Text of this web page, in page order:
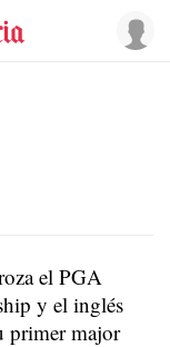
el PGA
y el inglés
primer major